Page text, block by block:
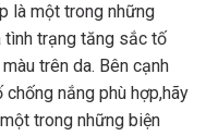
là một trong những
tình trạng tăng sắc tố
trên da. Bên cạnh
nắng phù hợp,hãy
trong những biện